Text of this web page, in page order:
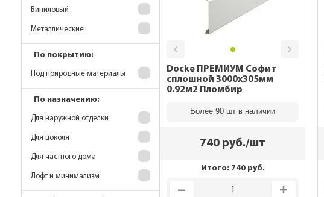
Виниловый
Металлические
По покрытию:
Под природные материалы
По назначению:
Для наружной отделки
Для цоколя
Для частного дома
Лофт и минимализм
Docke ПРЕМИУМ Софит
сплошной 3000х305мм
0.92м2 Пломбир
Более 90 шт в наличии
740 руб./шт
Итого: 740руб.